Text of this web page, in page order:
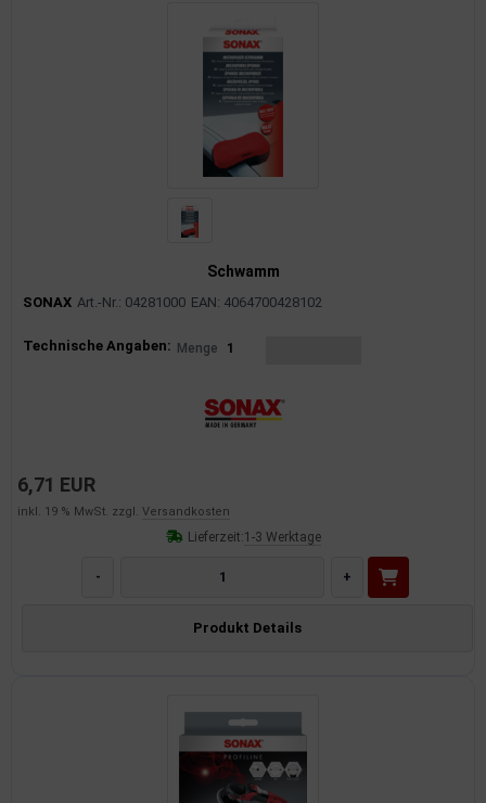
Schwamm
SONAX Art.-Nr.: 04281000 EAN: 4064700428102
Produktinformationen
Technische Angaben: Menge 1
6,71 EUR
inkl. 19 % MwSt. zzgl. Versandkosten
Lieferzeit:1-3 Werktage
- +
Produkt Details